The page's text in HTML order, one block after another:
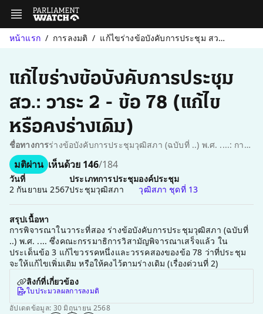
หน้าแรก การลงมติ แก้ไขร่างข้อบังคับการประชุม สว.: วาระ 2 - ข้อ 78 (แก้ไขหรือคงร่า...
แก้ไขร่างข้อบังคับการประชุม
สว.: วาระ 2 - ข้อ 78 (แก้ไข
หรือคงร่างเดิม)
ชื่อทางการ ร่างข้อบังคับการประชุมวุฒิสภา (ฉบับที่ ..) พ.ศ. ....: การพิจารณาในวาระที่สอง - ข้อ 3 แก้ไขวรรคหนึ่งและวรรคสองของข้อ 78 (ให้แก้ไขเพิ่มเติม หรือให้คงไว้ตามร่างเดิม)
มติผ่าน เห็นด้วย 146/184
วันที่
2 กันยายน 2567
ประเภทการประชุม
ประชุมวุฒิสภา
องค์ประชุม
วุฒิสภา ชุดที่ 13
สรุปเนื้อหา
การพิจารณาในวาระที่สอง ร่างข้อบังคับการประชุมวุฒิสภา (ฉบับที่
..) พ.ศ. .... ซึ่งคณะกรรมาธิการวิสามัญพิจารณาเสร็จแล้ว ใน
ประเด็นข้อ 3 แก้ไขวรรคหนึ่งและวรรคสองของข้อ 78 ว่าที่ประชุม
จะให้แก้ไขเพิ่มเติม หรือให้คงไว้ตามร่างเดิม (เรื่องด่วนที่ 2)
ลิงก์ที่เกี่ยวข้อง
ใบประมวลผลการลงมติ
อัปเดตข้อมูล: 30 มิถุนายน 2568